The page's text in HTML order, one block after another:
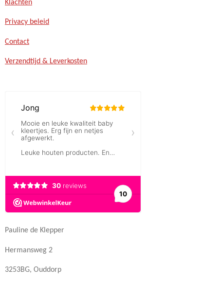
Klachten
Privacy beleid
Contact
Verzendtijd & Leverkosten
Pauline de Klepper
Hermansweg 2
3253BG, Ouddorp